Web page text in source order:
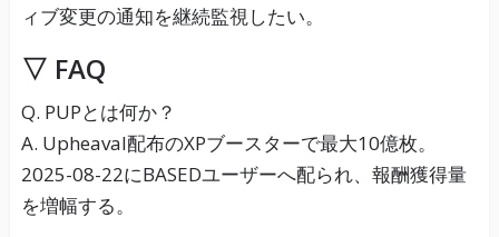
ィブ変更の通知を継続監視したい。
▽ FAQ
Q. PUPとは何か？
A. Upheaval配布のXPブースターで最大10億枚。
2025-08-22にBASEDユーザーへ配られ、報酬獲得量
を増幅する。